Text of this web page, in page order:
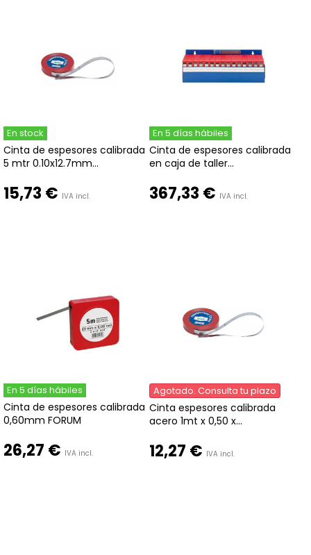
En stock
Cinta de espesores calibrada
5 mtr 0.10x12.7mm...
15,73 € IVA incl.
En 5 días hábiles
Cinta de espesores calibrada
en caja de taller...
367,33 € IVA incl.
En 5 días hábiles
Cinta de espesores calibrada
0,60mm FORUM
26,27 € IVA incl.
Agotado. Consulta tu plazo
Cinta espesores calibrada
acero 1mt x 0,50 x...
12,27 € IVA incl.